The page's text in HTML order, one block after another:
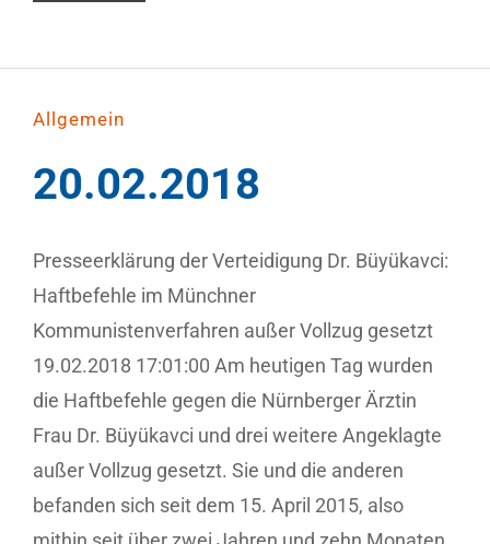
Allgemein
20.02.2018
Presseerklärung der Verteidigung Dr. Büyükavci:
Haftbefehle im Münchner
Kommunistenverfahren außer Vollzug gesetzt
19.02.2018 17:01:00 Am heutigen Tag wurden
die Haftbefehle gegen die Nürnberger Ärztin
Frau Dr. Büyükavci und drei weitere Angeklagte
außer Vollzug gesetzt. Sie und die anderen
befanden sich seit dem 15. April 2015, also